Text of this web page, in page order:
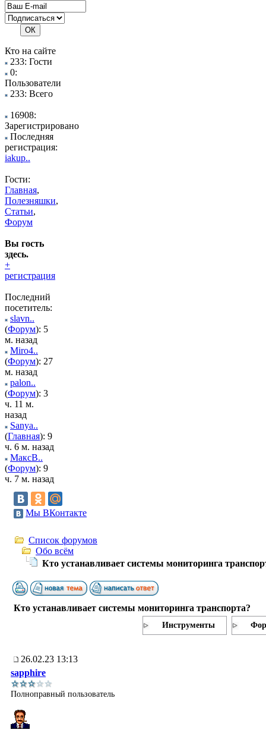
Кто на сайте
233: Гости
0:
Пользователи
233: Всего
16908:
Зарегистрировано
Последняя
регистрация:
iakup..
Гости:
Главная,
Полезняшки,
Статьи,
Форум
Вы гость
здесь.
+
регистрация
Последний
посетитель:
slavn..
(Форум): 5
м. назад
Miro4..
(Форум): 27
м. назад
palon..
(Форум): 3
ч. 11 м.
назад
Sanya..
(Главная): 9
ч. 6 м. назад
МаксВ..
(Форум): 9
ч. 7 м. назад
Мы ВКонтакте
Список форумов
Обо всём
Кто устанавливает системы мониторинга
Кто устанавливает системы мониторинга транспорта?
Инструменты
26.02.23 13:13
sapphire
Полноправный пользователь